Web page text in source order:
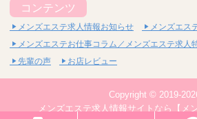
コンテンツ
メンズエステ求人情報お知らせ
メンズエス
メンズエステお仕事コラム／メンズエステ求人
先輩の声
お店レビュー
Copyright © 2019-
メンズエステ求人情報サイトなら【メ